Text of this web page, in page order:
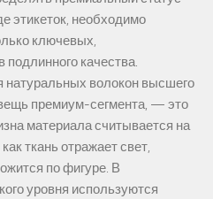
этикеток, необходимо
ключевых,
качества.
волокон высшего
премиум-сегмента, — это
материала считывается на
ткань отражает свет,
по фигуре. В
уровня используются